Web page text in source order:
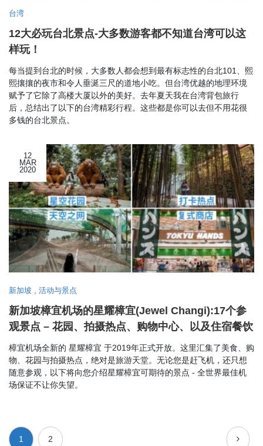
台湾
12大必玩台北景点-大多数游客都不知道台湾可以这
样玩！
每当提到台北的时候，大多数人都会想到最有标志性的台北101、熙
熙攘攘的夜市和令人垂涎三尺的道地小吃。但台湾优越的地理环境
赋予了它除了高楼大厦以外的美好。去年夏天我在台湾背包旅行
后，总结出了以下的台湾精彩行程。这些都是你可以去但不用花很
多钱的台北景点。
12
MAR
2020
新加坡 活动与景点
新加坡樟宜机场的星耀樟宜(Jewel Changi):17个参
观景点 – 花园、拍摄热点、购物中心、以及住宿餐饮
樟宜机场全新的 星耀樟宜 于2019年正式开放。这里汇集了美食、购
物、花园与拍摄热点，绝对是旅游天堂。无论您是赶飞机，还只想
随意参观，以下将向您介绍星耀樟宜可期待的景点 - 全世界最佳机
场保证不让你失望。
1 2